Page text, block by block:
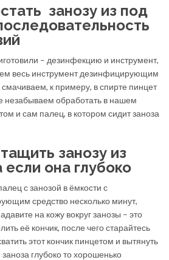
занозу из под
– дезинфекцию и инструмент,
весь инструмент дезинфицирующим
к примеру, в спирте пинцет
незабываем обработать в нашем
и сам палец, в котором сидит заноза
занозу из
если она глубоко
с занозой в ёмкости с
средство несколько минут,
на кожу вокруг занозы – это
её кончик, после чего старайтесь
этот кончик пинцетом и вытянуть
заноза глубоко то хорошенько